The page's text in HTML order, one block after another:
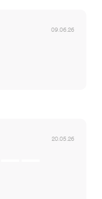
09.06.26
20.05.26